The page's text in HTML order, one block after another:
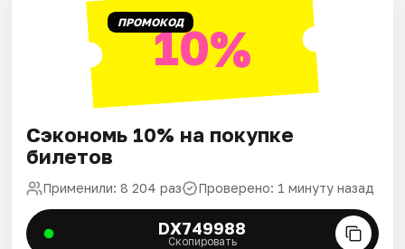
ПРОМОКОД10%
Сэкономь 10% на покупке
билетов
Применили: 8 204 раз Проверено: 1 минуту назад
DX749988
Скопировать